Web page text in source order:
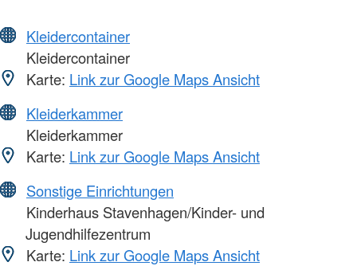
Kleidercontainer
Kleidercontainer
Karte: Link zur Google Maps Ansicht
Kleiderkammer
Kleiderkammer
Karte: Link zur Google Maps Ansicht
Sonstige Einrichtungen
Kinderhaus Stavenhagen/Kinder- und
Jugendhilfezentrum
Karte: Link zur Google Maps Ansicht